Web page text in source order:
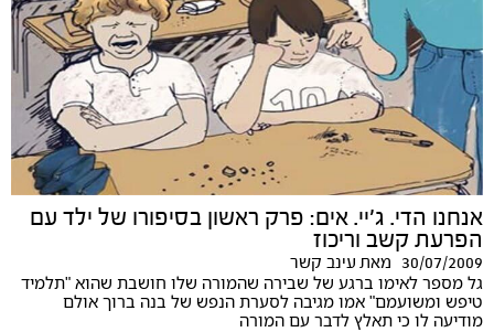
אנחנו הדי. ג'יי. אים: פרק ראשון בסיפורו של ילד עם
הפרעת קשב וריכוז
30/07/2009 מאת עינב קשר
גל מספר לאימו ברגע של שבירה שהמורה שלו חושבת שהוא "תלמיד
טיפש ומשועמם" אמו מגיבה לסערת הנפש של בנה ברוך אולם
מודיעה לו כי תאלץ לדבר עם המורה